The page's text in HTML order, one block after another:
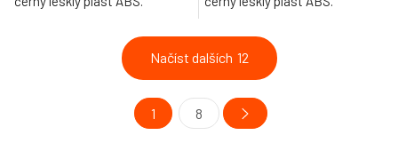
Načíst dalších 12
1 8